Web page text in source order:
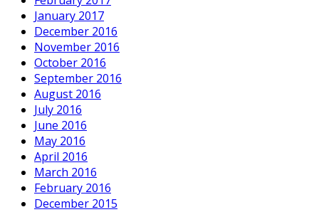
January 2017
December 2016
November 2016
October 2016
September 2016
August 2016
July 2016
June 2016
May 2016
April 2016
March 2016
February 2016
December 2015